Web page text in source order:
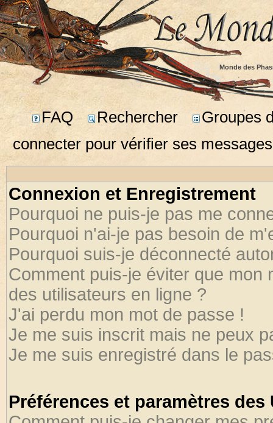
Monde des
FAQ Rechercher
Groupes
connecter pour vérifier ses
Connexion et Enregistrement
Pourquoi ne puis-je pas me
Pourquoi n'ai-je pas besoin de
Pourquoi suis-je déconnecté
Comment puis-je éviter que mon
des utilisateurs en ligne ?
J'ai perdu mon mot de passe !
Je me suis inscrit mais ne peux
Je me suis enregistré dans le
Préférences et paramètres